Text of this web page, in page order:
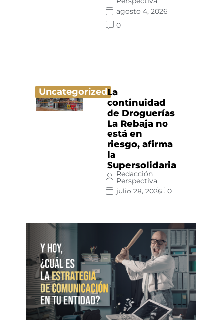
agosto 4, 2026
0
UncategorizedLa
continuidad
de Droguerías
La Rebaja no
está en
riesgo, afirma
la
Supersolidaria
Redacción
Perspectiva
julio 28, 2026
0